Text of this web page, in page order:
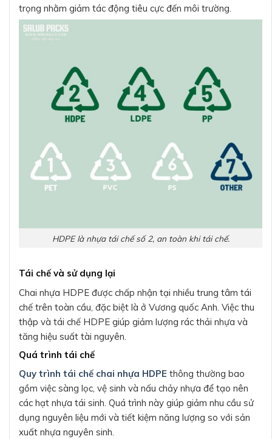
trọng nhằm giảm tác động tiêu cực đến môi trường.
HDPE là nhựa tái chế số 2, an toàn khi tái chế.
Tái chế và sử dụng lại
Chai nhựa HDPE được chấp nhận tại nhiều trung tâm tái
chế trên toàn cầu, đặc biệt là ở Vương quốc Anh. Việc thu
thập và tái chế HDPE giúp giảm lượng rác thải nhựa và
tăng hiệu suất tài nguyên.
Quá trình tái chế
Quy trình tái chế chai nhựa HDPE thông thường bao
gồm việc sàng lọc, vệ sinh và nấu chảy nhựa để tạo nên
các hạt nhựa tái sinh. Quá trình này giúp giảm nhu cầu sử
dụng nguyên liệu mới và tiết kiệm năng lượng so với sản
xuất nhựa nguyên sinh.